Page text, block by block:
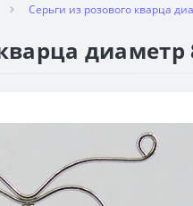
Серьги из розового кварца